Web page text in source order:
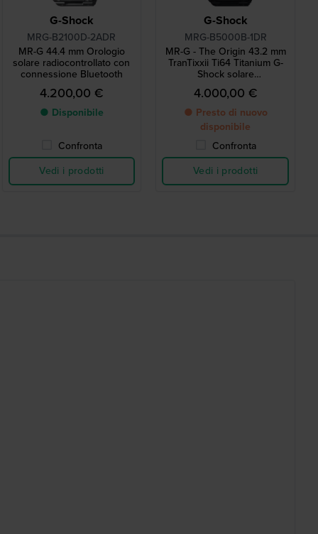
G-Shock
MRG-B2100D-2ADR
MR-G 44.4 mm Orologio
solare radiocontrollato con
connessione Bluetooth
4.200,00 €
● Disponibile
Confronta
Vedi i prodotti
G-Shock
MRG-B5000B-1DR
MR-G - The Origin 43.2 mm
TranTixxii Ti64 Titanium G-
Shock solare
radiocontrollato con
Bluetooth
4.000,00 €
● Presto di nuovo
disponibile
Confronta
Vedi i prodotti